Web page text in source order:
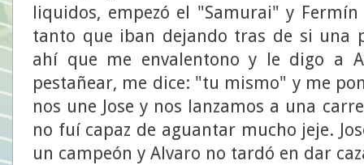
liquidos, empezó el "Samurai" y
tanto que iban dejando tras de si una
ahí que me envalentono y le digo a
pestañear, me dice: "tu mismo" y me
nos une Jose y nos lanzamos a una
no fuí capaz de aguantar mucho jeje.
un campeón y Alvaro no tardó en dar